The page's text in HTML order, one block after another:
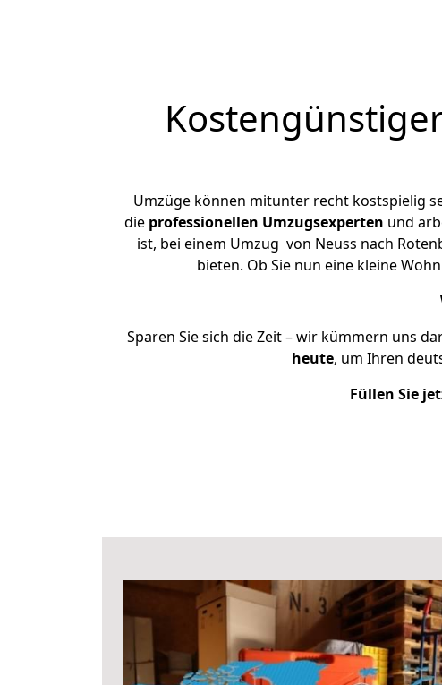
Umzüge können mitunter recht kostspielig
die professionellen Umzugsexperten und
ist, bei einem Umzug von Neuss nach
bieten. Ob Sie nun eine kleine
Sparen Sie sich die Zeit – wir kümmern uns
heute, um Ihren
Füllen Sie